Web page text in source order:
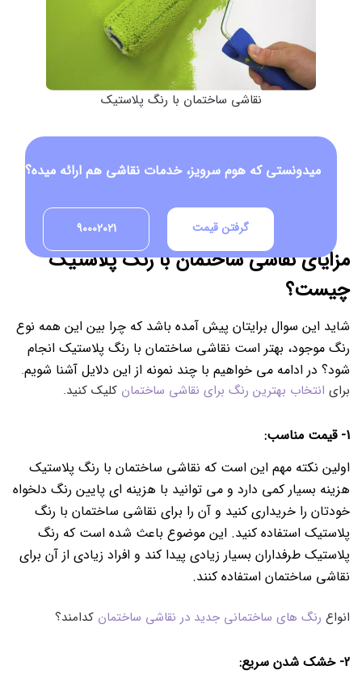
نقاشی ساختمان با رنگ پلاستیک
میدونستی که هوم سرویز، خدمات نقاشی هم ارائه میده؟
90002021 گرفتن قیمت
مزایای نقاشی ساختمان با رنگ پلاستیک
چیست؟
شاید این سوال برایتان پیش آمده باشد که چرا بین این همه نوع
رنگ موجود، بهتر است نقاشی ساختمان با رنگ پلاستیک انجام
شود؟ در ادامه می خواهیم با چند نمونه از این دلایل آشنا شویم.
برای انتخاب بهترین رنگ برای نقاشی ساختمان کلیک کنید.
1- قیمت مناسب:
اولین نکته مهم این است که نقاشی ساختمان با رنگ پلاستیک
هزینه بسیار کمی دارد و می توانید با هزینه ای پایین رنگ دلخواه
خودتان را خریداری کنید و آن را برای نقاشی ساختمان با رنگ
پلاستیک استفاده کنید. این موضوع باعث شده است که رنگ
پلاستیک طرفداران بسیار زیادی پیدا کند و افراد زیادی از آن برای
نقاشی ساختمان استفاده کنند.
انواع رنگ های ساختمانی جدید در نقاشی ساختمان کدامند؟
2- خشک شدن سریع: